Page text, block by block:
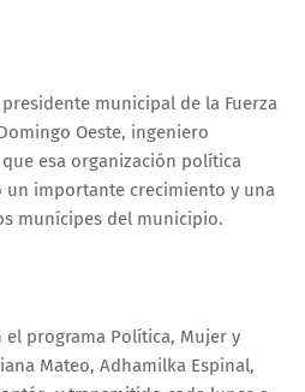
municipal de la Fuerza
Oeste, ingeniero
esa organización política
importante crecimiento y una
munícipes del municipio.
programa Política, Mujer y
Mateo, Adhamilka Espinal,